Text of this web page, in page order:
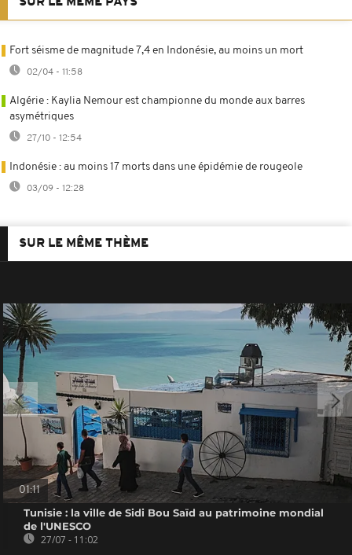
Fort séisme de magnitude 7,4 en Indonésie, au moins un mort
02/04 - 11:58
Algérie : Kaylia Nemour est championne du monde aux barres
asymétriques
27/10 - 12:54
Indonésie : au moins 17 morts dans une épidémie de rougeole
03/09 - 12:28
SUR LE MÊME THÈME
01:11
Tunisie : la ville de Sidi Bou Saïd au patrimoine mondial
de l'UNESCO
27/07 - 11:02